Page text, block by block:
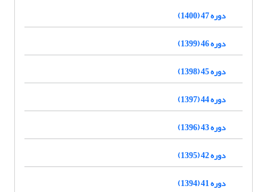
دوره 47 (1400)
دوره 46 (1399)
دوره 45 (1398)
دوره 44 (1397)
دوره 43 (1396)
دوره 42 (1395)
دوره 41 (1394)